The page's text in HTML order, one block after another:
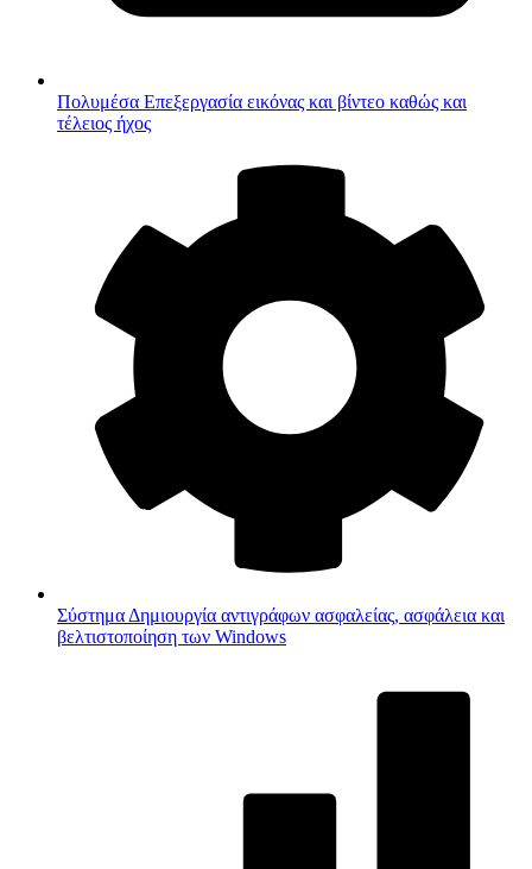
Πολυμέσα Επεξεργασία εικόνας και βίντεο καθώς και
τέλειος ήχος
Σύστημα Δημιουργία αντιγράφων ασφαλείας, ασφάλεια και
βελτιστοποίηση των Windows